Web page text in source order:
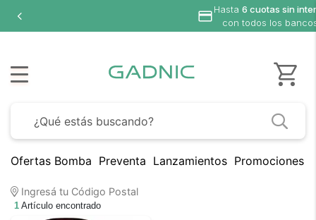
Hasta 6 cuotas sin
con todos los
Ofertas Bomba Preventa Lanzamientos Promociones
Ingresá tu Código Postal
1 Artículo encontrado